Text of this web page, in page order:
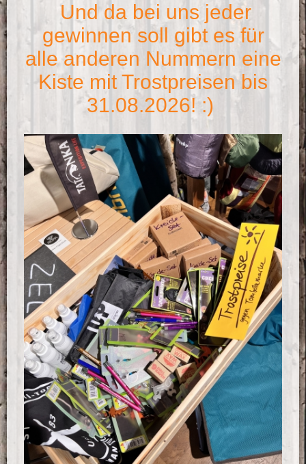
Und da bei uns jeder
gewinnen soll gibt es für
alle anderen Nummern eine
Kiste mit Trostpreisen bis
31.08.2026! :)